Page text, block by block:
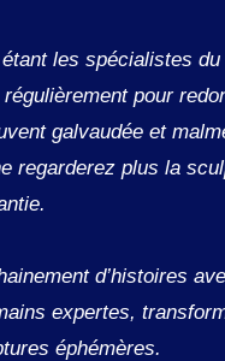
les spécialistes
pour
galvaudée et
regarderez plus la
d’histoires
expertes,
éphémères.